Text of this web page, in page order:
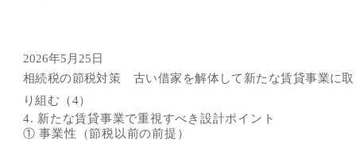
2026年5月25日
相続税の節税対策 古い借家を解体して新たな賃貸事業に取
り組む（4）
4. 新たな賃貸事業で重視すべき設計ポイント
① 事業性（節税以前の前提）